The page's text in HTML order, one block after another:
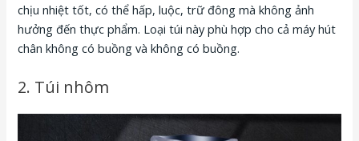
chịu nhiệt tốt, có thể hấp, luộc, trữ đông mà không ảnh
hưởng đến thực phẩm. Loại túi này phù hợp cho cả máy hút
chân không có buồng và không có buồng.
2. Túi nhôm